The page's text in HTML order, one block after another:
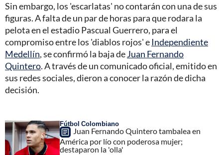
Sin embargo, los 'escarlatas' no contarán con una de sus
figuras. A falta de un par de horas para que rodara la
pelota en el estadio Pascual Guerrero, para el
compromiso entre los 'diablos rojos' eIndependiente
Medellín, se confirmó la baja deJuan Fernando
Quintero. A través de un comunicado oficial, emitido en
sus redes sociales, dieron a conocer la razón de dicha
decisión.
Fútbol Colombiano
Juan Fernando Quintero tambalea en
América por lío con poderosa mujer;
destaparon la 'olla'